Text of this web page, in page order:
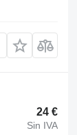
24 €
Sin IVA